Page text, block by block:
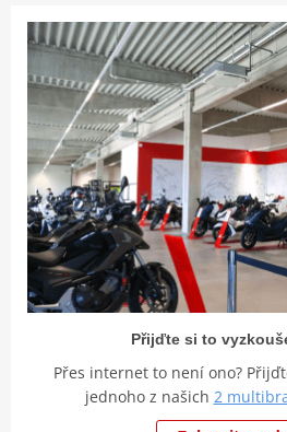
Přijďte si to
Přes internet to není ono?
jednoho z našich 2